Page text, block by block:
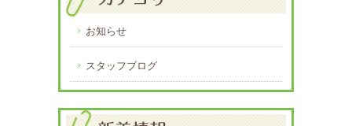
お知らせ
スタッフブログ